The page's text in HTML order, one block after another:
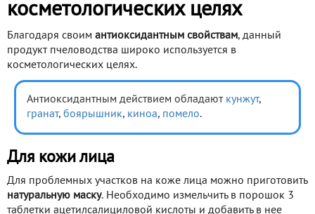
косметологических целях
Благодаря своим антиоксидантным свойствам, данный
продукт пчеловодства широко используется в
косметологических целях.
Антиоксидантным действием обладают кунжут,
гранат, боярышник, киноа, помело.
Для кожи лица
Для проблемных участков на коже лица можно приготовить
натуральную маску. Необходимо измельчить в порошок 3
таблетки ацетилсалициловой кислоты и добавить в нее